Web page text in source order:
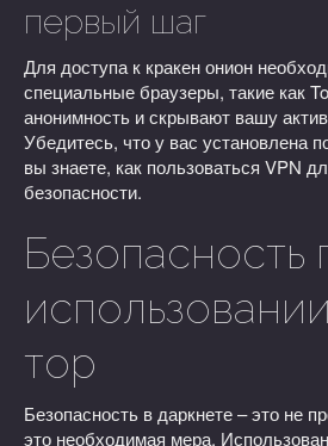
первый шаг
Для доступа к кракен онион
специальные браузеры, такие как
анонимность и скрывают вашу
Убедитесь, что у вас установлена
вы знаете, как пользоваться VPN
безопасности.
Безопасность
тор
Безопасность в даркнете – это не
это необходимая мера.